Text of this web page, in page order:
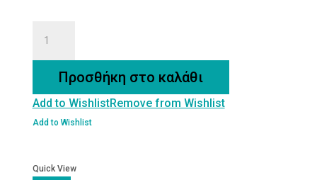
Προσθήκη στο καλάθι
Add to WishlistRemove from Wishlist
Add to Wishlist
Quick View